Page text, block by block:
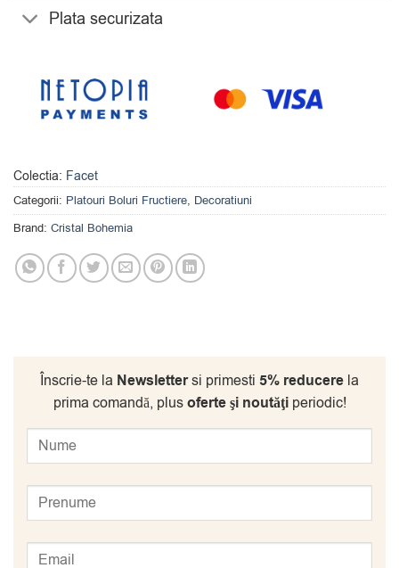
Plata securizata
Colectia: Facet
Categorii: Platouri Boluri Fructiere, Decoratiuni
Brand: Cristal Bohemia
Înscrie-te la Newslettersi primesti 5% reducere la
prima comandă, plusoferte şi noutăţiperiodic!